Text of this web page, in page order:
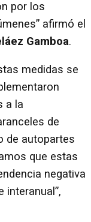
por los
afirmó el
Gamboa.
medidas se
a la
de
de autopartes
que estas
negativa
interanual”,